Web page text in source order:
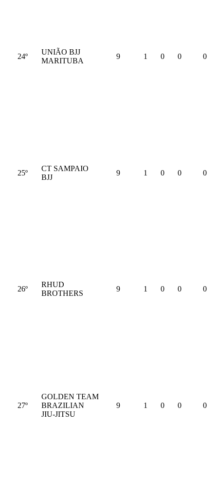
24º
UNIÃO BJJ
MARITUBA
9 1 0 0 0
25º
CT SAMPAIO
BJJ
9 1 0 0 0
26º
RHUD
BROTHERS
9 1 0 0 0
27º
GOLDEN TEAM
BRAZILIAN
JIU-JITSU
9 1 0 0 0